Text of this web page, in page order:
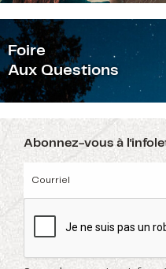
Foire
Aux Questions
Abonnez-vous à